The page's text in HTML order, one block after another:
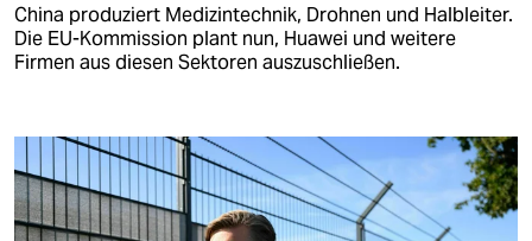
China produziert Medizintechnik, Drohnen und Halbleiter.
Die EU-Kommission plant nun, Huawei und weitere
Firmen aus diesen Sektoren auszuschließen.